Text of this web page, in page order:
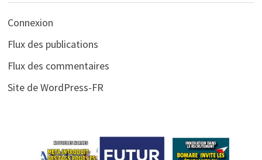
Connexion
Flux des publications
Flux des commentaires
Site de WordPress-FR